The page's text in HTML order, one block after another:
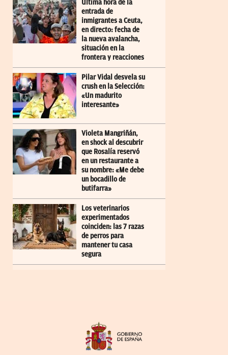
Última hora de la
entrada de
inmigrantes a Ceuta,
en directo: fecha de
la nueva avalancha,
situación en la
frontera y reacciones
Pilar Vidal desvela su
crush en la Selección:
«Un madurito
interesante»
Violeta Mangriñán,
en shock al descubrir
que Rosalía reservó
en un restaurante a
su nombre: «Me debe
un bocadillo de
butifarra»
Los veterinarios
experimentados
coinciden: las 7 razas
de perros para
mantener tu casa
segura